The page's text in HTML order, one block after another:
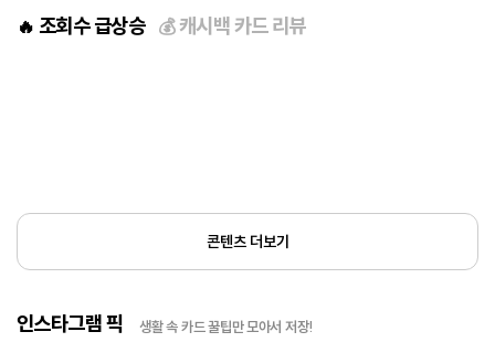
🔥 조회수 급상승 💰캐시백 카드 리뷰
콘텐츠 더보기
인스타그램 픽 생활 속 카드 꿀팁만 모아서 저장!